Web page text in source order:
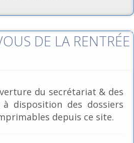
DE LA RENTRÉE
du secrétariat & des
disposition des dossiers
depuis ce site.